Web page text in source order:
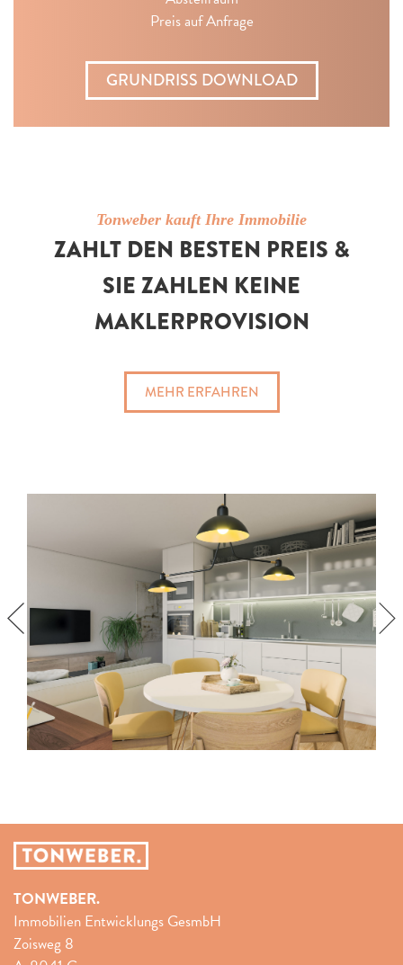
Preis auf Anfrage
GRUNDRISS DOWNLOAD
Tonweber kauft Ihre Immobilie
ZAHLT DEN BESTEN PREIS &
SIE ZAHLEN KEINE
MAKLERPROVISION
MEHR ERFAHREN
TONWEBER.
Immobilien Entwicklungs GesmbH
Zoisweg 8